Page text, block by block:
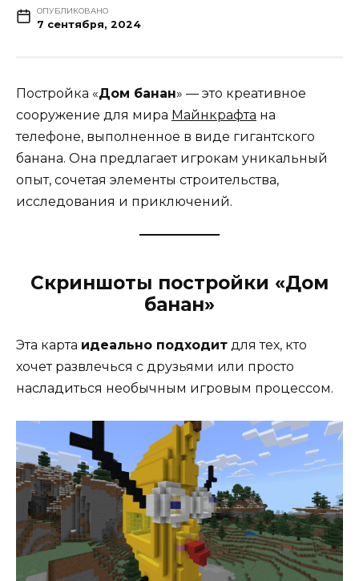
ОПУБЛИКОВАНО
7 сентября, 2024
Постройка «Дом банан» — это креативное
сооружение для мира Майнкрафта на
телефоне, выполненное в виде гигантского
банана. Она предлагает игрокам уникальный
опыт, сочетая элементы строительства,
исследования и приключений.
Скриншоты постройки «Дом
банан»
Эта карта идеально подходит для тех, кто
хочет развлечься с друзьями или просто
насладиться необычным игровым процессом.